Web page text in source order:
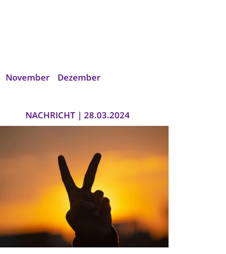
November Dezember
NACHRICHT | 28.03.2024